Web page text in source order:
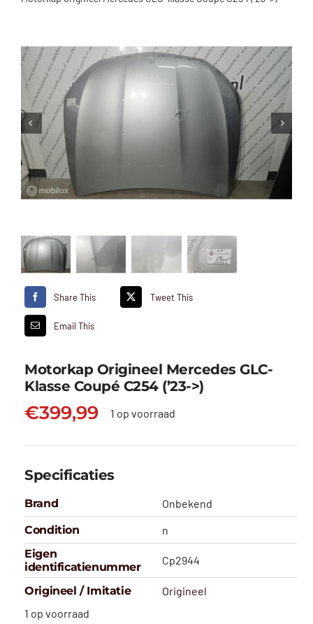
Share This Tweet This
Email This
Motorkap Origineel Mercedes GLC-
Klasse Coupé C254 (’23->)
€399,99 1 op voorraad
Specificaties
Brand
Onbekend
Condition
n
Eigen
identificatienummer
Cp2944
Origineel / Imitatie
Origineel
1 op voorraad